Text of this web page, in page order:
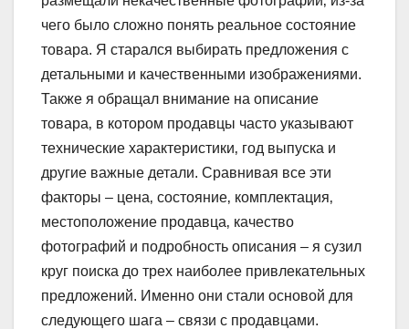
чего было сложно понять реальное состояние
товара. Я старался выбирать предложения с
детальными и качественными изображениями.
Также я обращал внимание на описание
товара‚ в котором продавцы часто указывают
технические характеристики‚ год выпуска и
другие важные детали. Сравнивая все эти
факторы – цена‚ состояние‚ комплектация‚
местоположение продавца‚ качество
фотографий и подробность описания – я сузил
круг поиска до трех наиболее привлекательных
предложений. Именно они стали основой для
следующего шага – связи с продавцами.